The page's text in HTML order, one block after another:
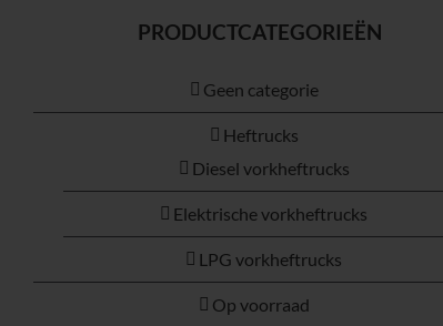
PRODUCTCATEGORIEËN
Geen categorie
Heftrucks
Diesel vorkheftrucks
Elektrische vorkheftrucks
LPG vorkheftrucks
Op voorraad